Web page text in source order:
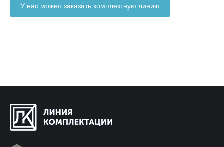
У нас можно заказать комплектную линию